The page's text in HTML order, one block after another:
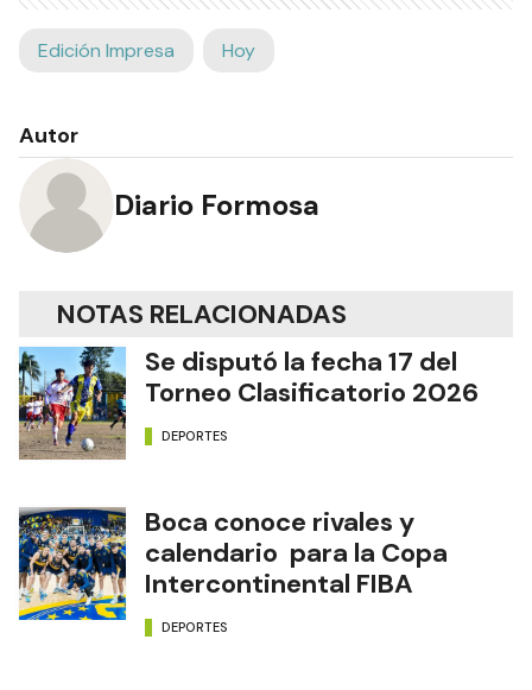
Edición Impresa Hoy
Autor
Diario Formosa
NOTAS RELACIONADAS
Se disputó la fecha 17 del
Torneo Clasificatorio 2026
DEPORTES
Boca conoce rivales y
calendario para la Copa
Intercontinental FIBA
DEPORTES